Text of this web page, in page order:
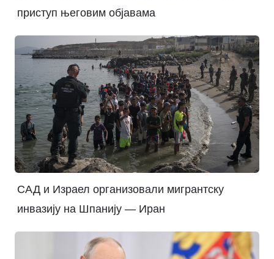
приступ његовим објавама
САД и Израел организовали мигрантску
инвазију на Шпанију — Иран